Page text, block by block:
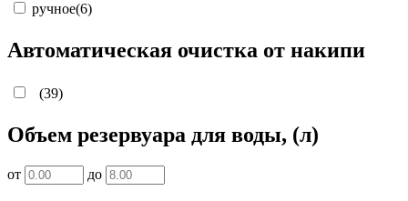
ручное(6)
Автоматическая очистка от накипи
(39)
Объем резервуара для воды, (л)
от до